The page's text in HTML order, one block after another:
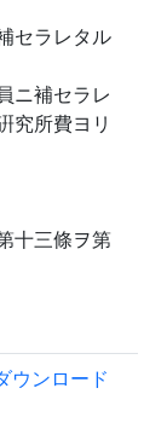
セラレタル
ニ補セラレ
究所費ヨリ
十三條ヲ第
ウンロード